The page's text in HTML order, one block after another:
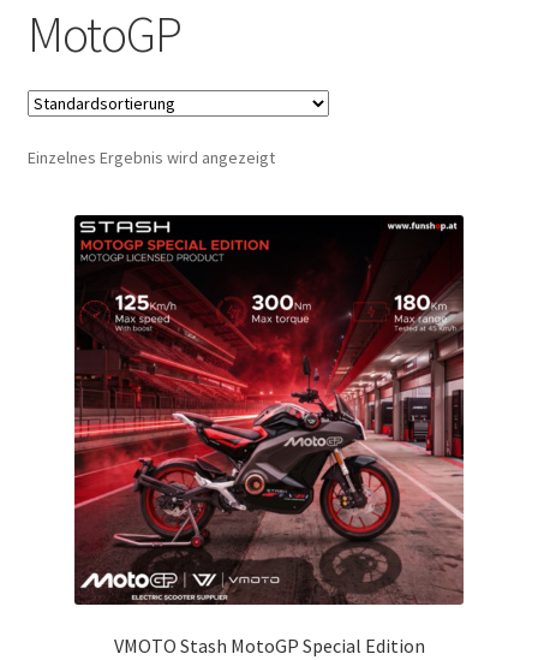
Vorsicht Internetbetrug
Über FunShop
Impressum
Zum Onlineshop in der Web Version
MotoGP
Einzelnes Ergebnis wird angezeigt
VMOTO Stash MotoGP Special Edition